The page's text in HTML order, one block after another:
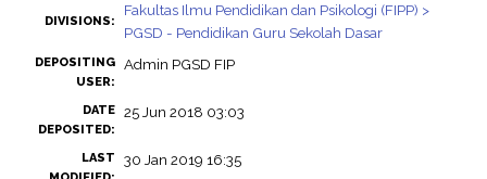
DIVISIONS:
Fakultas Ilmu Pendidikan dan Psikologi (FIPP) >
PGSD - Pendidikan Guru Sekolah Dasar
DEPOSITING
USER:
Admin PGSD FIP
DATE
DEPOSITED:
25 Jun 2018 03:03
LAST
30 Jan 2019 16:35